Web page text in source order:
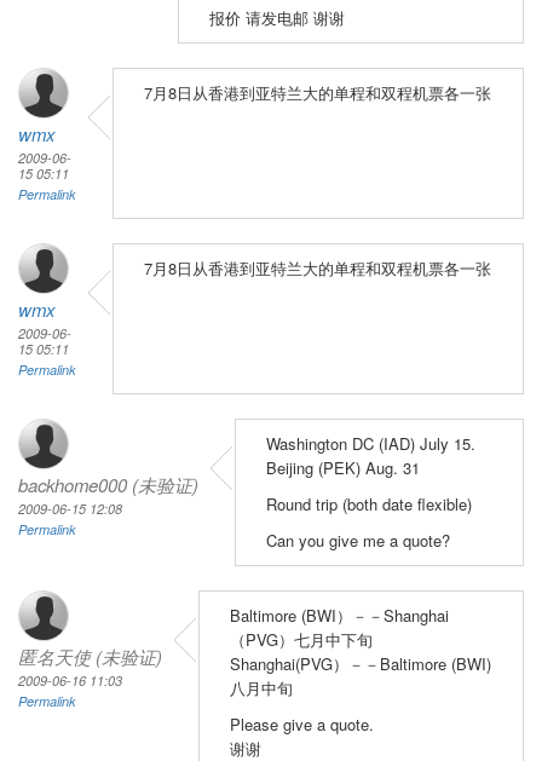
报价 请发电邮 谢谢
wmx
2009-06-
15 05:11
Permalink
7月8日从香港到亚特兰大的单程和双程机票各一张
wmx
2009-06-
15 05:11
Permalink
7月8日从香港到亚特兰大的单程和双程机票各一张
backhome000 (未验证)
2009-06-15 12:08
Permalink
Washington DC (IAD) July 15.
Beijing (PEK) Aug. 31
Round trip (both date flexible)
Can you give me a quote?
匿名天使 (未验证)
2009-06-16 11:03
Permalink
Baltimore (BWI）－－Shanghai
（PVG）七月中下旬
Shanghai(PVG）－－Baltimore (BWI)
八月中旬
Please give a quote.
谢谢